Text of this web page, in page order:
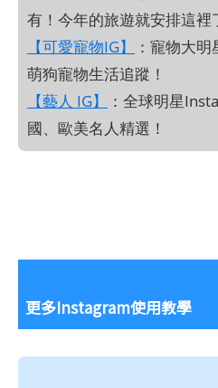
有！今年的旅遊就安排這裡
【可愛寵物IG】
：寵物大
萌狗寵物生活追蹤！
【藝人 IG】
：全球明星
國、歐美名人精選！
更多Instagram使用教學